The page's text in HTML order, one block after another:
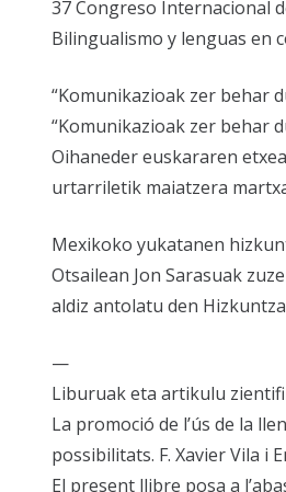
37 Congreso Internacional
Bilingualismo y lenguas en
“Komunikazioak zer behar
“Komunikazioak zer behar
Oihaneder euskararen
urtarriletik maiatzera
Mexikoko yukatanen
Otsailean Jon Sarasuak
aldiz antolatu den
—
Liburuak eta artikulu
La promoció de l’ús de la
possibilitats. F. Xavier Vila i
El present llibre posa a